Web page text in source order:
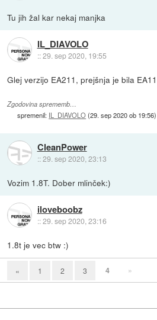
Tu jih žal kar nekaj manjka
IL_DIAVOLO
::29. sep 2020, 19:55
Glej verzijo EA211, prejšnja je bila
Zgodovina sprememb…
spremenil: IL_DIAVOLO(29. sep 2020 ob 19:56)
CleanPower
::29. sep 2020, 23:13
Vozim 1.8T. Dober mlinček:)
iloveboobz
::29. sep 2020, 23:16
1.8t je vec btw :)
« 1 2 3 4 »